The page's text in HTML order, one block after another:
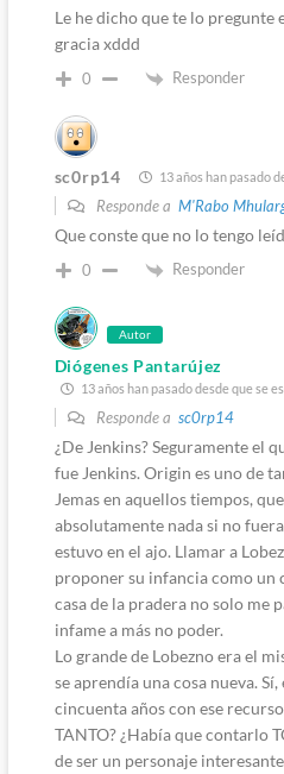
Le he dicho que te lo pregunte
gracia xddd
0 Responder
sc0rp14 13 años han pasado
Responde a M'Rabo
Que conste que no lo tengo
0 Responder
Autor
Diógenes Pantarújez
13 años han pasado desde que se
Responde a sc0rp14
¿De Jenkins? Seguramente el
fue Jenkins. Origin es uno de
Jemas en aquellos tiempos,
absolutamente nada si no
estuvo en el ajo. Llamar a
proponer su infancia como un
casa de la pradera no solo me
infame a más no poder.
Lo grande de Lobezno era el
se aprendía una cosa nueva.
cincuenta años con ese
TANTO? ¿Había que contarlo
de ser un personaje